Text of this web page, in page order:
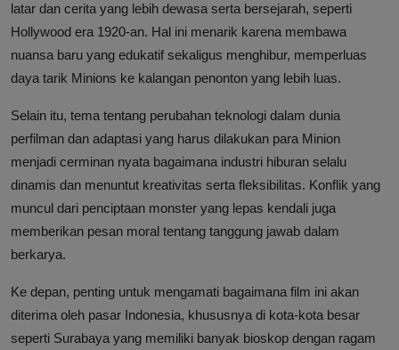
latar dan cerita yang lebih dewasa serta bersejarah, seperti
Hollywood era 1920-an. Hal ini menarik karena membawa
nuansa baru yang edukatif sekaligus menghibur, memperluas
daya tarik Minions ke kalangan penonton yang lebih luas.
Selain itu, tema tentang perubahan teknologi dalam dunia
perfilman dan adaptasi yang harus dilakukan para Minion
menjadi cerminan nyata bagaimana industri hiburan selalu
dinamis dan menuntut kreativitas serta fleksibilitas. Konflik yang
muncul dari penciptaan monster yang lepas kendali juga
memberikan pesan moral tentang tanggung jawab dalam
berkarya.
Ke depan, penting untuk mengamati bagaimana film ini akan
diterima oleh pasar Indonesia, khususnya di kota-kota besar
seperti Surabaya yang memiliki banyak bioskop dengan ragam